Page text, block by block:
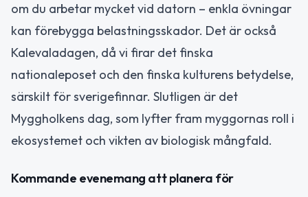
om du arbetar mycket vid datorn – enkla övningar
kan förebygga belastningsskador. Det är också
Kalevaladagen, då vi firar det finska
nationaleposet och den finska kulturens betydelse,
särskilt för sverigefinnar. Slutligen är det
Myggholkens dag, som lyfter fram myggornas roll i
ekosystemet och vikten av biologisk mångfald.
Kommande evenemang att planera för